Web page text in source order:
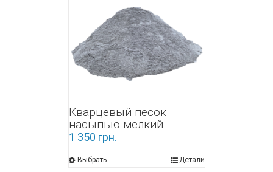
Кварцевый песок
насыпью мелкий
1 350 грн.
Выбрать ... Детали